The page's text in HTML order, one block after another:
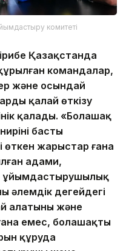
комитеті
Қазақстанда
командалар,
және осындай
қалай өткізу
қалады. «Болашақ
басты
өткен жарыстар ғана
адами,
ұйымдастырушылық
әлемдік деңгейдегі
алатыны және
емес, болашақтың
құруда